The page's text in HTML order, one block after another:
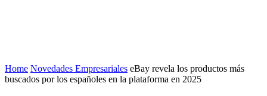
Home Novedades Empresariales eBay revela los productos más
buscados por los españoles en la plataforma en 2025